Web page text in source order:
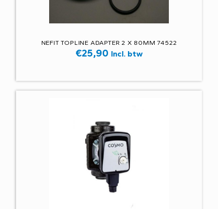
NEFIT TOPLINE ADAPTER 2 X 80MM 74522
€25,90 Incl. btw